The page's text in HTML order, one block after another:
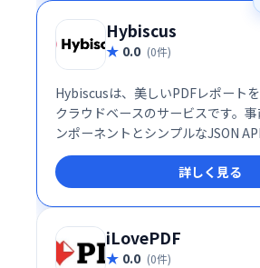
Hybiscus
0.0 (0件)
Hybiscusは、美しいPDFレポート
クラウドベースのサービスです。
ンポーネントとシンプルなJSON
で、デザインスキルがなくても、
ョナルなレポートを作成できます。
するだけで、洗練されたPDFレポ
複雑な設計作業は不要で、効率的
現します。
詳しく見る
iLovePDF
0.0 (0件)